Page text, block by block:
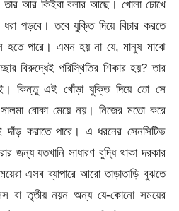
তার আর কিইবা বলার আছে। খোলা চোখে
পড়বে। তবে যুক্তি দিয়ে বিচার করতে
হতে পারে। এমন হয় না যে, মানুষ মাঝে
বিরুদ্ধেই পরিস্থিতির শিকার হয়? তার
কিন্তু এই খোঁড়া যুক্তি দিয়ে তো সে
বোকা মেয়ে নয়। নিজের মতো করে
দাঁড় করাতে পারে। এ ধরনের সেনসিটিভ
জন্য যতখানি সাধারণ বুদ্ধি থাকা দরকার
এসব ব্যাপারে আরো তাড়াতাড়ি বুঝতে
বা তৃতীয় নয়ন অন্য যে-কোনো সময়ের